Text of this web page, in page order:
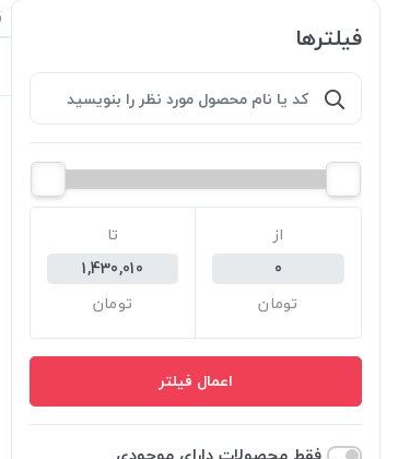
فیلترها
اعمال فیلتر